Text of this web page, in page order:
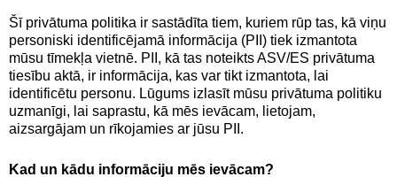
Šī privātuma politika ir sastādīta tiem, kuriem rūp tas, kā viņu
personiski identificējamā informācija (PII) tiek izmantota
mūsu tīmekļa vietnē. PII, kā tas noteikts ASV/ES privātuma
tiesību aktā, ir informācija, kas var tikt izmantota, lai
identificētu personu. Lūgums izlasīt mūsu privātuma politiku
uzmanīgi, lai saprastu, kā mēs ievācam, lietojam,
aizsargājam un rīkojamies ar jūsu PII.
Kad un kādu informāciju mēs ievācam?